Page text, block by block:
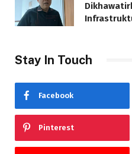
Stay In Touch
Facebook
Pinterest